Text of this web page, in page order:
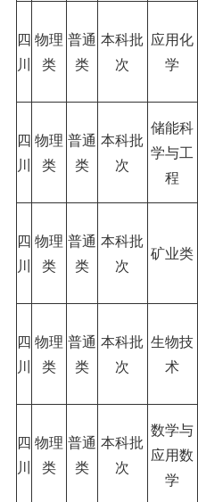
四
川
物理
类
普通
类
本科批
次
应用化
学
四
川
物理
类
普通
类
本科批
次
储能科
学与工
程
四
川
物理
类
普通
类
本科批
次
矿业类
四
川
物理
类
普通
类
本科批
次
生物技
术
四
川
物理
类
普通
类
本科批
次
数学与
应用数
学